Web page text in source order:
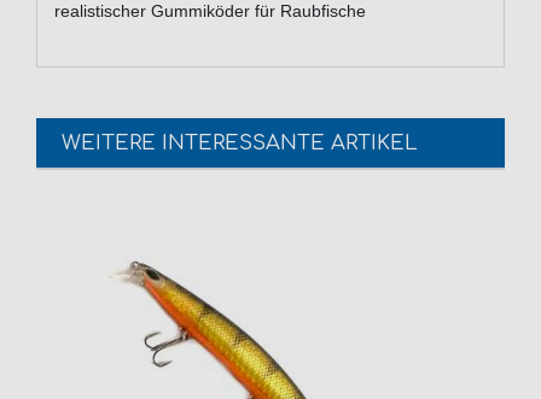
realistischer Gummiköder für Raubfische
WEITERE INTERESSANTE ARTIKEL